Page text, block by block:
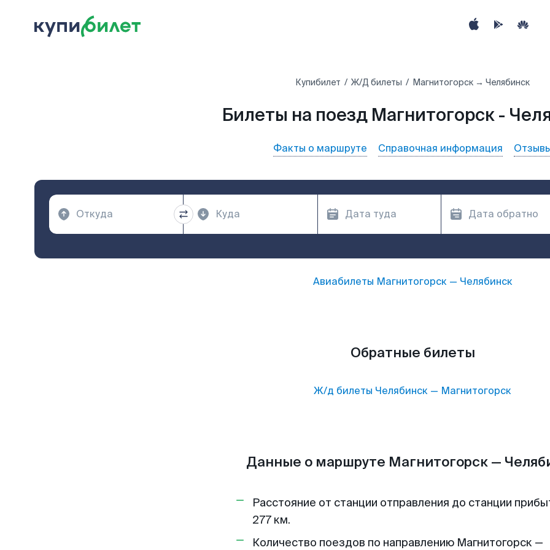
Купибилет Ж/Д билеты Магнитогорск → Челябинск
Билеты на поезд Магнитогорск -
Факты о маршруте Справочная информация
Авиабилеты Магнитогорск— Челябинск
Обратные билеты
Ж/д билеты Челябинск — Магнитогорск
Данные о маршруте Магнитогорск —
Расстояние от станции отправления до станции
277 км.
Количество поездов по направлению Магнитогорск —